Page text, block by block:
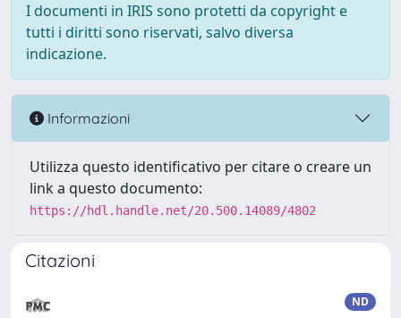
I documenti in IRIS sono protetti da copyright e
tutti i diritti sono riservati, salvo diversa
indicazione.
Informazioni
Utilizza questo identificativo per citare o creare un
link a questo documento:
https://hdl.handle.net/20.500.14089/4802
Citazioni
ND